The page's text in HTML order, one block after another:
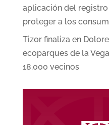
aplicación del
proteger a los
Tizor finaliza en
ecoparques de la
18.000 vecinos